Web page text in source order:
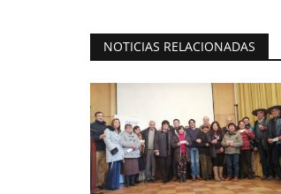
NOTICIAS RELACIONADAS